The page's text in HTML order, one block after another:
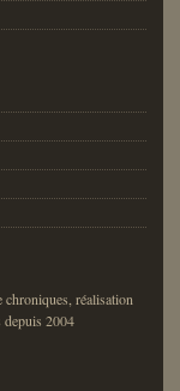
chroniques, réalisation
depuis 2004